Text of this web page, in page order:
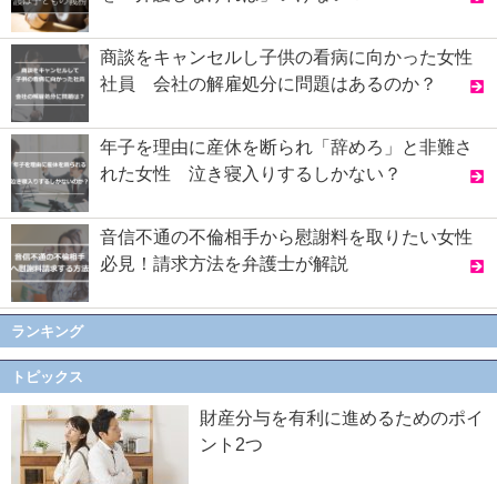
商談をキャンセルし子供の看病に向かった女性
社員 会社の解雇処分に問題はあるのか？
年子を理由に産休を断られ「辞めろ」と非難さ
れた女性 泣き寝入りするしかない？
音信不通の不倫相手から慰謝料を取りたい女性
必見！請求方法を弁護士が解説
ランキング
トピックス
財産分与を有利に進めるためのポイ
ント2つ